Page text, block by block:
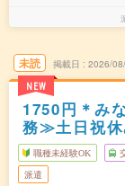
未読
NEW
掲載日 2026/
1750円＊み
務≫土日祝休
職種未経験OK
派遣